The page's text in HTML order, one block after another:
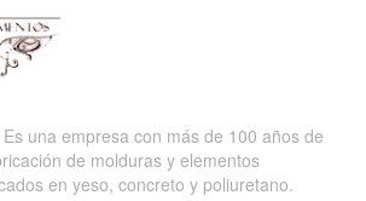
Es una empresa con más de 100 años de
de molduras y elementos
en yeso, concreto y poliuretano.